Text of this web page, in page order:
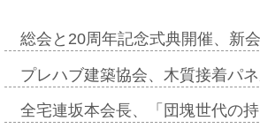
総会と20周年記念式典開催、新
プレハブ建築協会、木質接着パ
全宅連坂本会長、「団塊世代の